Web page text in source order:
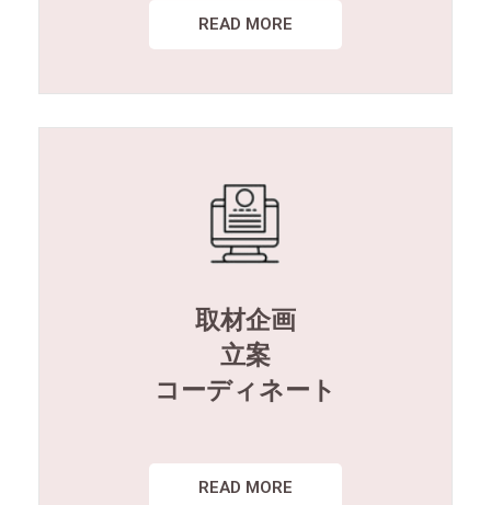
READ MORE
取材企画
立案
コーディネート
READ MORE